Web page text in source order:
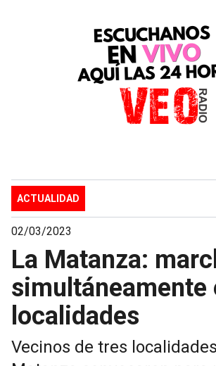
ACTUALIDAD
02/03/2023
La Matanza:
simultáneamente
localidades
Vecinos de tres